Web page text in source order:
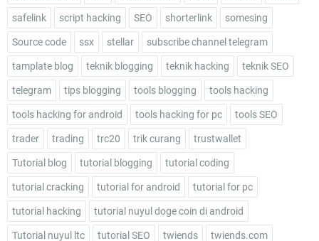
safelink script hacking SEO shorterlink somesing
Source code ssx stellar subscribe channel telegram
tamplate blog teknik blogging teknik hacking teknik SEO
telegram tips blogging tools blogging tools hacking
tools hacking for android tools hacking for pc tools SEO
trader trading trc20 trik curang trustwallet
Tutorial blog tutorial blogging tutorial coding
tutorial cracking tutorial for android tutorial for pc
tutorial hacking tutorial nuyul doge coin di android
Tutorial nuyul ltc tutorial SEO twiends twiends.com